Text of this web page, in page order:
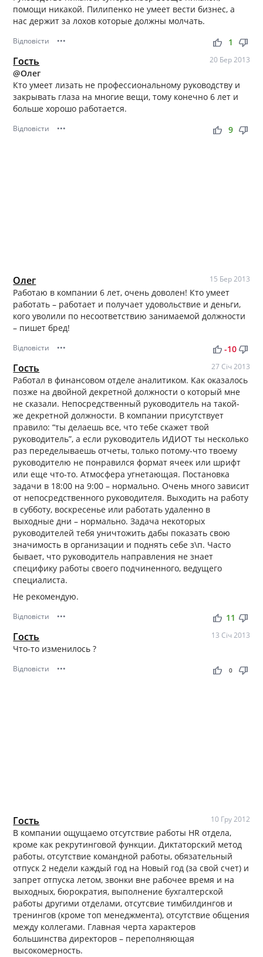
помощи никакой. Пилипенко не умеет вести бизнес, а
нас держит за лохов которые должны молчать.
Відповісти ••• thumb_up thumb_down
1
Гость 20 Бер 2013
@Олег
Кто умеет лизать не профессиональному руководству и
закрывать глаза на многие вещи, тому конечно 6 лет и
больше хорошо работается.
Відповісти ••• thumb_up thumb_down
9
Олег 15 Бер 2013
Работаю в компании 6 лет, очень доволен! Кто умеет
работать – работает и получает удовольствие и деньги,
кого уволили по несоответствию занимаемой должности
– пишет бред!
Відповісти ••• thumb_up thumb_down
-10
Гость 27 Січ 2013
Работал в финансовом отделе аналитиком. Как оказалось
позже на двойной декретной должности о который мне
не сказали. Непосредственный руководитель на такой-
же декретной должности. В компании присутствует
правило: “ты делаешь все, что тебе скажет твой
руководитель”, а если руководитель ИДИОТ ты несколько
раз переделываешь отчеты, только потому-что твоему
руководителю не понравился формат ячеек или шрифт
или еще что-то. Атмосфера угнетающая. Постановка
задачи в 18:00 на 9:00 – нормально. Очень много зависит
от непосредственного руководителя. Выходить на работу
в субботу, воскресенье или работать удаленно в
выходные дни – нормально. Задача некоторых
руководителей тебя уничтожить дабы показать свою
значимость в организации и поднять себе з\п. Часто
бывает, что руководитель направления не знает
специфику работы своего подчиненного, ведущего
специалиста.
Не рекомендую.
Відповісти ••• thumb_up thumb_down
11
Гость 13 Січ 2013
Что-то изменилось ?
Відповісти ••• thumb_up thumb_down
0
Гость 10 Гру 2012
В компании ощущаемо отсутствие работы HR отдела,
кроме как рекрутинговой функции. Диктаторский метод
работы, отсутствие командной работы, обязательный
отпуск 2 недели каждый год на Новый год (за свой счет) и
запрет отпуска летом, звонки вне рабочее время и на
выходных, бюрократия, выполнение бухгалтерской
работы другими отделами, отсутсвие тимбилдингов и
тренингов (кроме топ менеджмента), отсутствие общения
между коллегами. Главная черта характеров
большинства директоров – переполняющая
высокомерность.